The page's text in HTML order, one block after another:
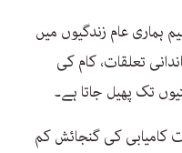
عام زندگیوں میں
تعلقات، کام کی
تک پھیل جاتا ہے۔
کامیابی کی گنجائش کم